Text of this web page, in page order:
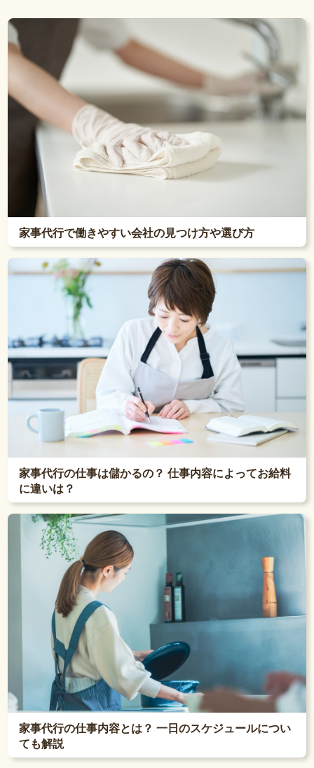
家事代行で働きやすい会社の見つけ方や選び方
家事代行の仕事は儲かるの？ 仕事内容によってお給料
に違いは？
家事代行の仕事内容とは？ 一日のスケジュールについ
ても解説